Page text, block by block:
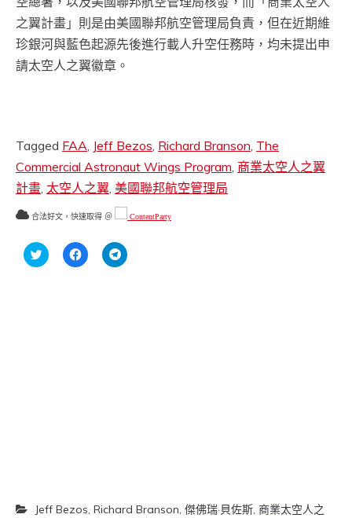
之翼計畫」則是由美國聯邦航空管理局負責，但在近期維
珍銀河與藍色起源先後進行載人升空任務時，均未提出申
請太空人之翼徽章。
Tagged FAA, Jeff Bezos, Richard Branson, The
Commercial Astronaut Wings Program, 商業太空人之翼
計畫, 太空人之翼, 美國聯邦航空管理局
合法好文，快速取得 ＠ ContentParty
分
享
按
一
按
一
Jeff Bezos, Richard Branson, 傑佛瑞·貝佐斯, 商業太空人之